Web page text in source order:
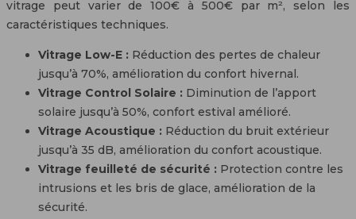
vitrage peut varier de 100€ à 500€ par m², selon les
caractéristiques techniques.
Vitrage Low-E : Réduction des pertes de chaleur
jusqu’à 70%, amélioration du confort hivernal.
Vitrage Control Solaire : Diminution de l’apport
solaire jusqu’à 50%, confort estival amélioré.
Vitrage Acoustique : Réduction du bruit extérieur
jusqu’à 35 dB, amélioration du confort acoustique.
Vitrage feuilleté de sécurité : Protection contre les
intrusions et les bris de glace, amélioration de la
sécurité.